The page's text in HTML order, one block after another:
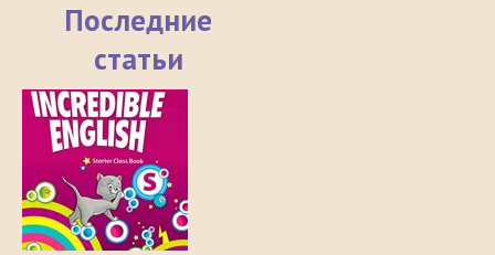
Последние
статьи